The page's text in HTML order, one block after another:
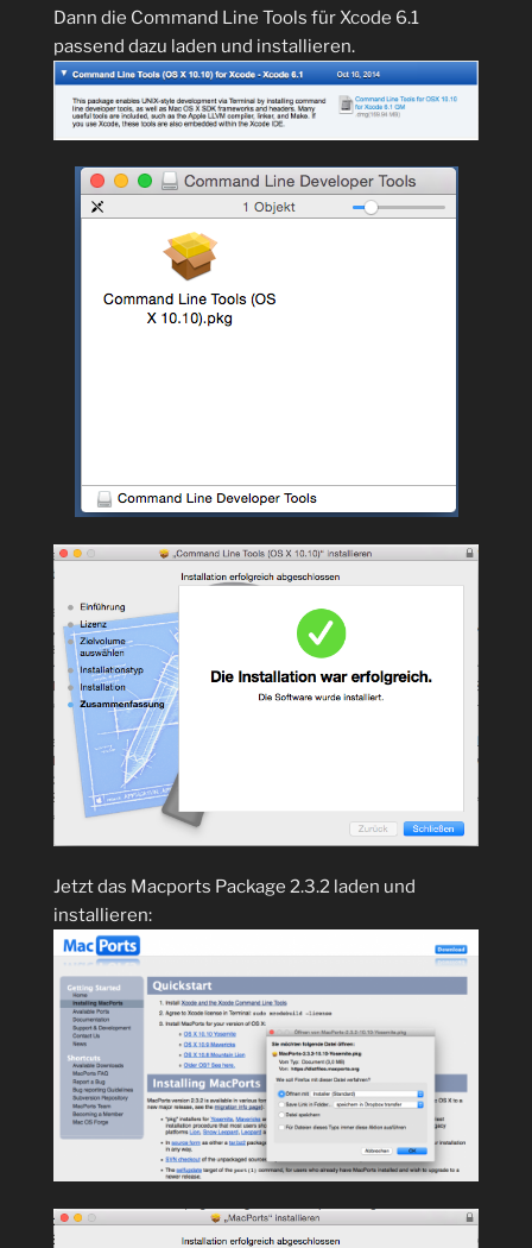
Dann die Command Line Tools für Xcode 6.1
passend dazu laden und installieren.
Jetzt das Macports Package 2.3.2 laden und
installieren: